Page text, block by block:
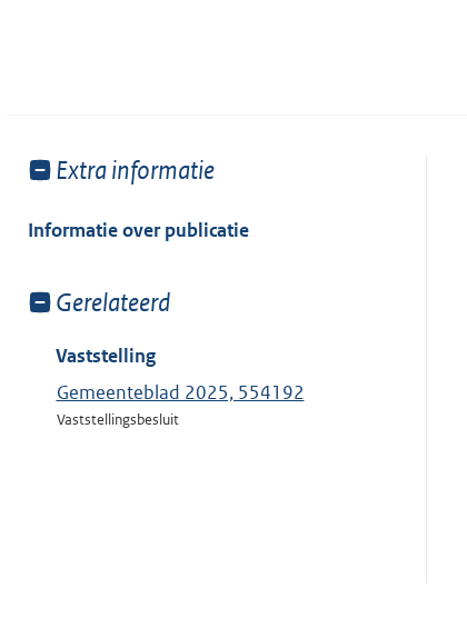
Toon
van:
Extra informatie
Informatie over publicatie
Toon
van:
Gerelateerd
Vaststelling
Gemeenteblad 2025, 554192
Vaststellingsbesluit